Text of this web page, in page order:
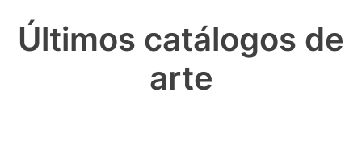
Últimos catálogos de
arte